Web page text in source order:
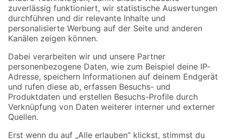
Zur Newsletter Anmeldung
Folge uns
Zahlungsarten Versandarten
Sicher einkaufen